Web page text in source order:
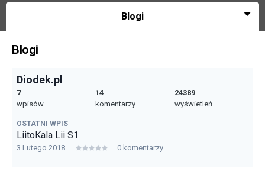
Blogi
Blogi
Diodek.pl
7
wpisów
14
komentarzy
24389
wyświetleń
OSTATNI WPIS
LiitoKala Lii S1
3 Lutego 2018 0 komentarzy